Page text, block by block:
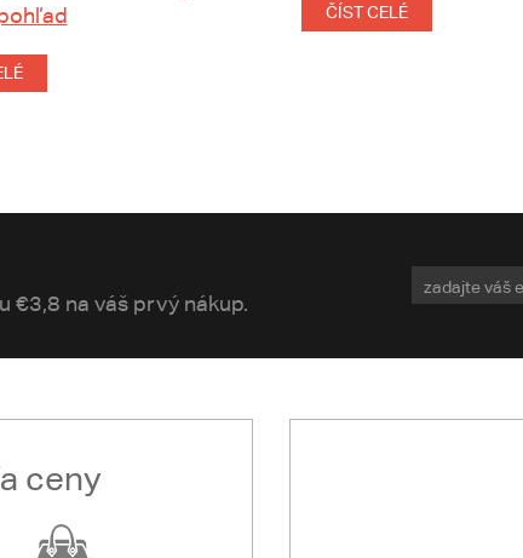
ČÍST CELÉ
€3,8 na váš prvý nákup.
ceny